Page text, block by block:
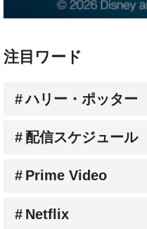
注目ワード
ハリー・ポッター
配信スケジュール
Prime Video
Netflix